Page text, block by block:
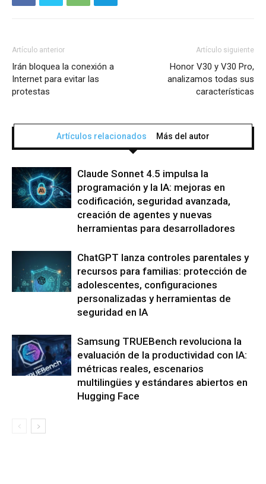
Artículo anterior
Irán bloquea la conexión a
Internet para evitar las
protestas
Artículo siguiente
Honor V30 y V30 Pro,
analizamos todas sus
características
Artículos relacionados Más del autor
Claude Sonnet 4.5 impulsa la
programación y la IA: mejoras en
codificación, seguridad avanzada,
creación de agentes y nuevas
herramientas para desarrolladores
ChatGPT lanza controles parentales y
recursos para familias: protección de
adolescentes, configuraciones
personalizadas y herramientas de
seguridad en IA
Samsung TRUEBench revoluciona la
evaluación de la productividad con IA:
métricas reales, escenarios
multilingües y estándares abiertos en
Hugging Face